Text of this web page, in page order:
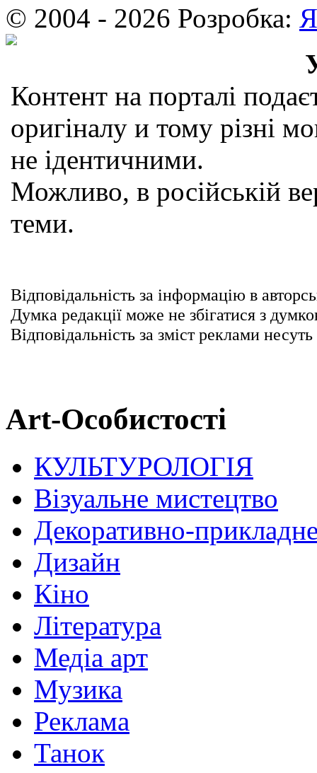
© 2004 - 2026 Розробка:
Контент на порталі
оригіналу и тому різні
не ідентичними.
Можливо, в російській
теми.
Відповідальність за інформацію в
Думка редакції може не збігатися з
Відповідальність за зміст реклами
Art-Особистості
КУЛЬТУРОЛОГІЯ
Візуальне мистецтво
Декоративно-
Дизайн
Кіно
Література
Медіа арт
Музика
Реклама
Танок